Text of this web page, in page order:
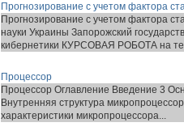
Прогнозирование с учетом фактора
Прогнозирование с учетом фактора
науки Украины Запорожский
кибернетики КУРСОВАЯ РОБОТА на
Процессор
Процессор Оглавление Введение 3
Внутренняя структура
хаpактеpистики микpопpоцессоpа...